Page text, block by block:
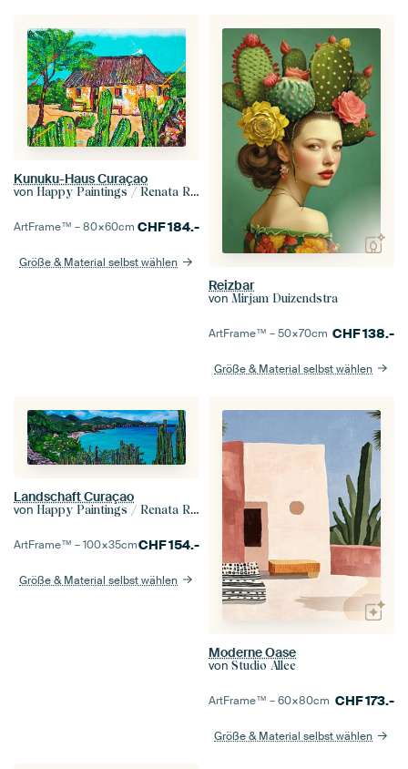
Kunuku-Haus Curaçao
von Happy Paintings / Renata Rolefes Art
ArtFrame™ –80×60cm CHF184.-
Größe & Material selbst wählen
Reizbar
von Mirjam Duizendstra
ArtFrame™ –50×70cm CHF138.-
Größe & Material selbst wählen
Landschaft Curaçao
von Happy Paintings / Renata Rolefes Art
ArtFrame™ –100×35cmCHF154.-
Größe & Material selbst wählen
Moderne Oase
von Studio Allee
ArtFrame™ –60×80cm CHF173.-
Größe & Material selbst wählen